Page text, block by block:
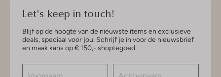
Let's keep in touch!
Blijf op de hoogte van de nieuwste items en exclusieve
deals, speciaal voor jou. Schrijf je in voor de nieuwsbrief
en maak kans op € 150,- shoptegoed.